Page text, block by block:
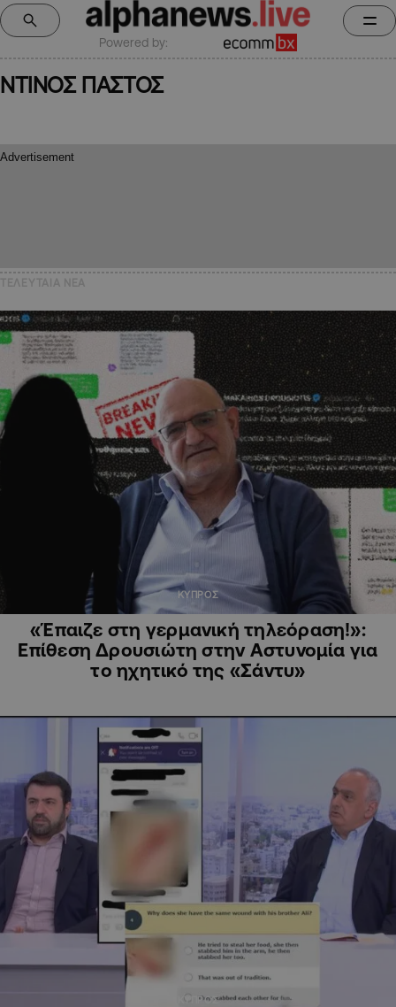
Powered by:
ΝΤΙΝΟΣ ΠΑΣΤΟΣ
ΚΥΠΡΟΣ
«Έπαιζε στη γερμανική τηλεόραση!»:
Επίθεση Δρουσιώτη στην Αστυνομία για
το ηχητικό της «Σάντυ»
ΚΥΠΡΟΣ